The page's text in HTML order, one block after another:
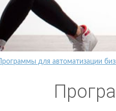
Программы для автоматизации